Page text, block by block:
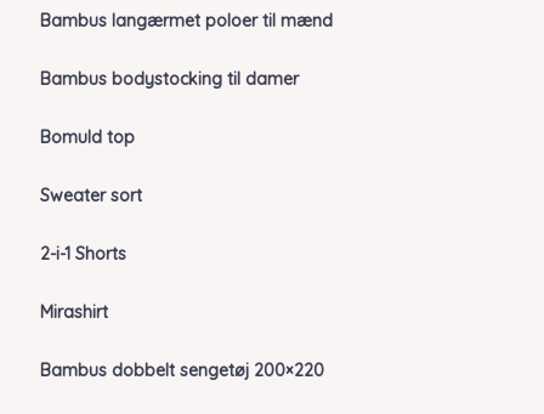
Bambus langærmet poloer til mænd
Bambus bodystocking til damer
Bomuld top
Sweater sort
2-i-1 Shorts
Mirashirt
Bambus dobbelt sengetøj 200×220